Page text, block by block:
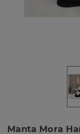
Manta Mora